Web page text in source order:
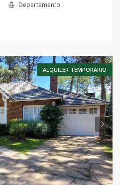
Departamento
ALQUILER TEMPORARIO